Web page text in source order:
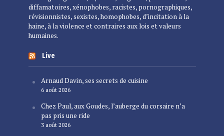
diffamatoires, xénophobes, racistes, pornographiques,
révisionnistes, sexistes, homophobes, d’incitation à la
haine, à la violence et contraires aux lois et valeurs
humaines.
Live
Arnaud Davin, ses secrets de cuisine
6 août 2026
Chez Paul, aux Goudes, l’auberge du corsaire n’a
pas pris une ride
3 août 2026